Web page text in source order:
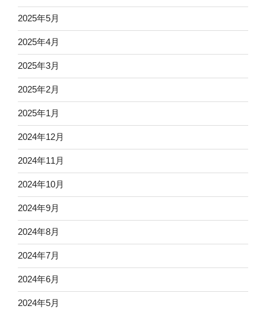
2025年5月
2025年4月
2025年3月
2025年2月
2025年1月
2024年12月
2024年11月
2024年10月
2024年9月
2024年8月
2024年7月
2024年6月
2024年5月